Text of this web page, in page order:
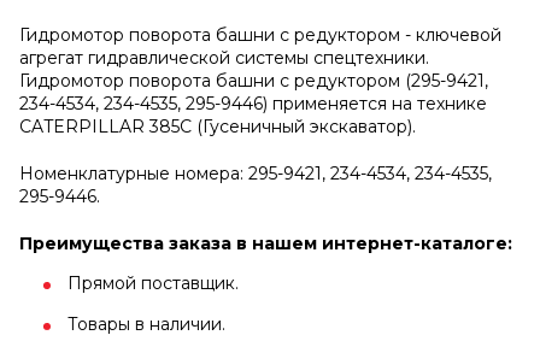
Гидромотор поворота башни с редуктором - ключевой
агрегат гидравлической системы спецтехники.
Гидромотор поворота башни с редуктором (295-9421,
234-4534, 234-4535, 295-9446) применяется на технике
CATERPILLAR 385C (Гусеничный экскаватор).
Номенклатурные номера: 295-9421, 234-4534, 234-4535,
295-9446.
Преимущества заказа в нашем интернет-каталоге:
Прямой поставщик.
Товары в наличии.